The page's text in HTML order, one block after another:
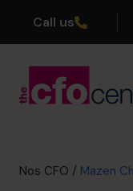
Call us
Nos CFO
Nos CFO / Mazen